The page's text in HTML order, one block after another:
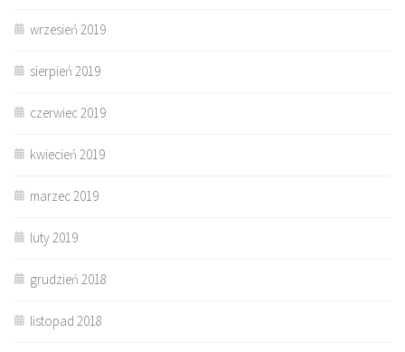
wrzesień 2019
sierpień 2019
czerwiec 2019
kwiecień 2019
marzec 2019
luty 2019
grudzień 2018
listopad 2018